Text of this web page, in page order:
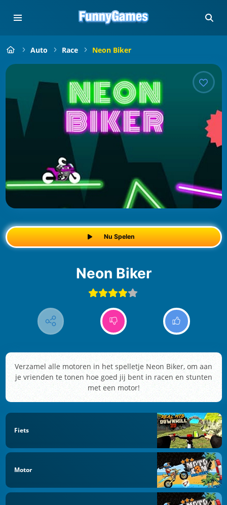
Auto Race Neon Biker
Nu Spelen
Neon Biker
Verzamel alle motoren in het spelletje Neon Biker, om aan
je vrienden te tonen hoe goed jij bent in racen en stunten
met een motor!
Fiets
Motor